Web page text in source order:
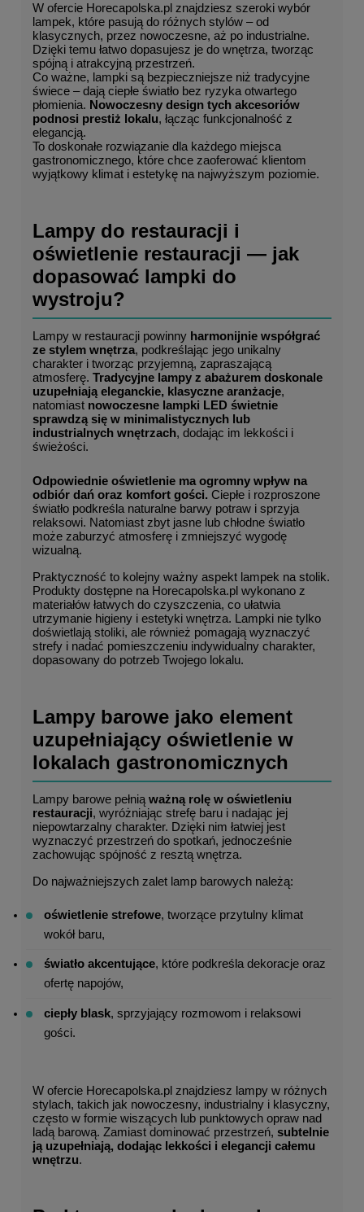
W ofercie Horecapolska.pl znajdziesz szeroki wybór
lampek, które pasują do różnych stylów – od
klasycznych, przez nowoczesne, aż po industrialne.
Dzięki temu łatwo dopasujesz je do wnętrza, tworząc
spójną i atrakcyjną przestrzeń.
Co ważne, lampki są bezpieczniejsze niż tradycyjne
świece – dają ciepłe światło bez ryzyka otwartego
płomienia. Nowoczesny design tych akcesoriów
podnosi prestiż lokalu, łącząc funkcjonalność z
elegancją.
To doskonałe rozwiązanie dla każdego miejsca
gastronomicznego, które chce zaoferować klientom
wyjątkowy klimat i estetykę na najwyższym poziomie.
Lampy do restauracji i
oświetlenie restauracji — jak
dopasować lampki do
wystroju?
Lampy w restauracji powinny harmonijnie współgrać
ze stylem wnętrza, podkreślając jego unikalny
charakter i tworząc przyjemną, zapraszającą
atmosferę. Tradycyjne lampy z abażurem doskonale
uzupełniają eleganckie, klasyczne aranżacje,
natomiast nowoczesne lampki LED świetnie
sprawdzą się w minimalistycznych lub
industrialnych wnętrzach, dodając im lekkości i
świeżości.
Odpowiednie oświetlenie ma ogromny wpływ na
odbiór dań oraz komfort gości. Ciepłe i rozproszone
światło podkreśla naturalne barwy potraw i sprzyja
relaksowi. Natomiast zbyt jasne lub chłodne światło
może zaburzyć atmosferę i zmniejszyć wygodę
wizualną.
Praktyczność to kolejny ważny aspekt lampek na stolik.
Produkty dostępne na Horecapolska.pl wykonano z
materiałów łatwych do czyszczenia, co ułatwia
utrzymanie higieny i estetyki wnętrza. Lampki nie tylko
doświetlają stoliki, ale również pomagają wyznaczyć
strefy i nadać pomieszczeniu indywidualny charakter,
dopasowany do potrzeb Twojego lokalu.
Lampy barowe jako element
uzupełniający oświetlenie w
lokalach gastronomicznych
Lampy barowe pełnią ważną rolę w oświetleniu
restauracji, wyróżniając strefę baru i nadając jej
niepowtarzalny charakter. Dzięki nim łatwiej jest
wyznaczyć przestrzeń do spotkań, jednocześnie
zachowując spójność z resztą wnętrza.
Do najważniejszych zalet lamp barowych należą:
oświetlenie strefowe, tworzące przytulny klimat
wokół baru,
światło akcentujące, które podkreśla dekoracje oraz
ofertę napojów,
ciepły blask, sprzyjający rozmowom i relaksowi
gości.
W ofercie Horecapolska.pl znajdziesz lampy w różnych
stylach, takich jak nowoczesny, industrialny i klasyczny,
często w formie wiszących lub punktowych opraw nad
ladą barową. Zamiast dominować przestrzeń, subtelnie
ją uzupełniają, dodając lekkości i elegancji całemu
wnętrzu.